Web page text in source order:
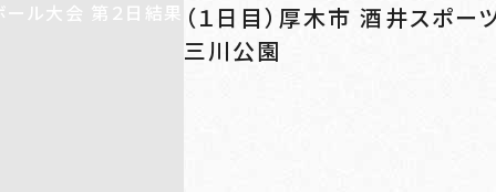
（１日目）厚木市 酒井スポー
三川公園